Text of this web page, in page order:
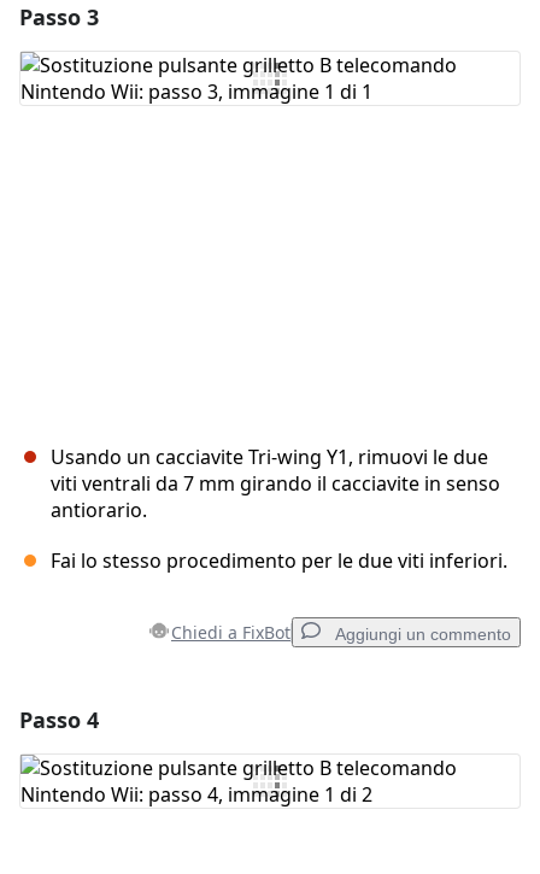
Aggiungi Commento
Passo 3
Usando un cacciavite Tri-wing Y1, rimuovi le due
viti ventrali da 7 mm girando il cacciavite in senso
antiorario.
Fai lo stesso procedimento per le due viti inferiori.
Chiedi a FixBot Aggiungi un commento
Aggiungi Commento
Passo 4